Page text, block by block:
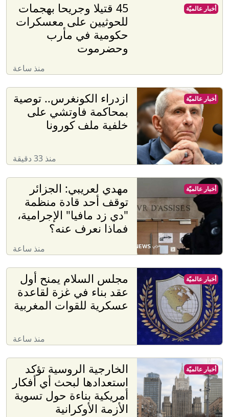
45 قتيلا وجريحا بهجمات
للحوثيين على معسكرات
حكومية في مأرب
وحضرموت
منذ ساعة
أخبار عالميّة
ازدراء الكونغرس.. توصية
بمحاكمة فاوتشي على
خلفية ملف كورونا
منذ 33 دقيقة
أخبار عالميّة
مهدي لعريبي: الجزائر
توقف أحد قادة منظمة
"دي زد مافيا" الإجرامية،
فماذا نعرف عنه؟
منذ ساعة
أخبار عالميّة
مجلس السلام يمنح أول
عقد بناء في غزة لقاعدة
عسكرية للقوات المغربية
منذ ساعة
أخبار عالميّة
الخارجية الروسية تؤكد
استعدادها لبحث أي أفكار
أمريكية بناءة حول تسوية
الأزمة الأوكرانية
أخبار عالميّة